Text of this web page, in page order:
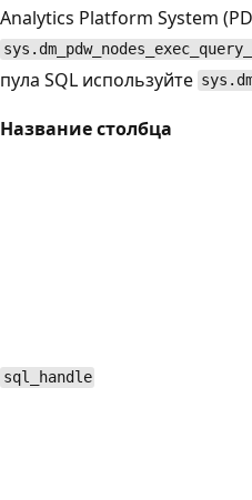
Analytics Platform System
пула SQL используйте
Название столбца
sql_handle